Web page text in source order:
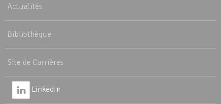
Actualités
Bibliothèque
Site de Carrières
LinkedIn